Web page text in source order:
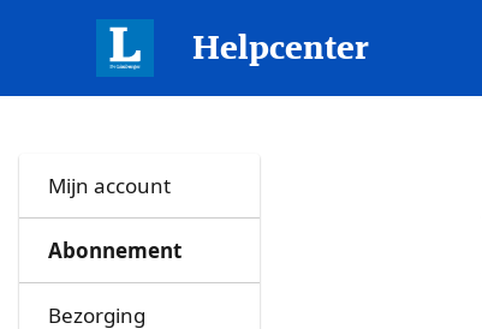
Helpcenter
Mijn account
Abonnement
Bezorging